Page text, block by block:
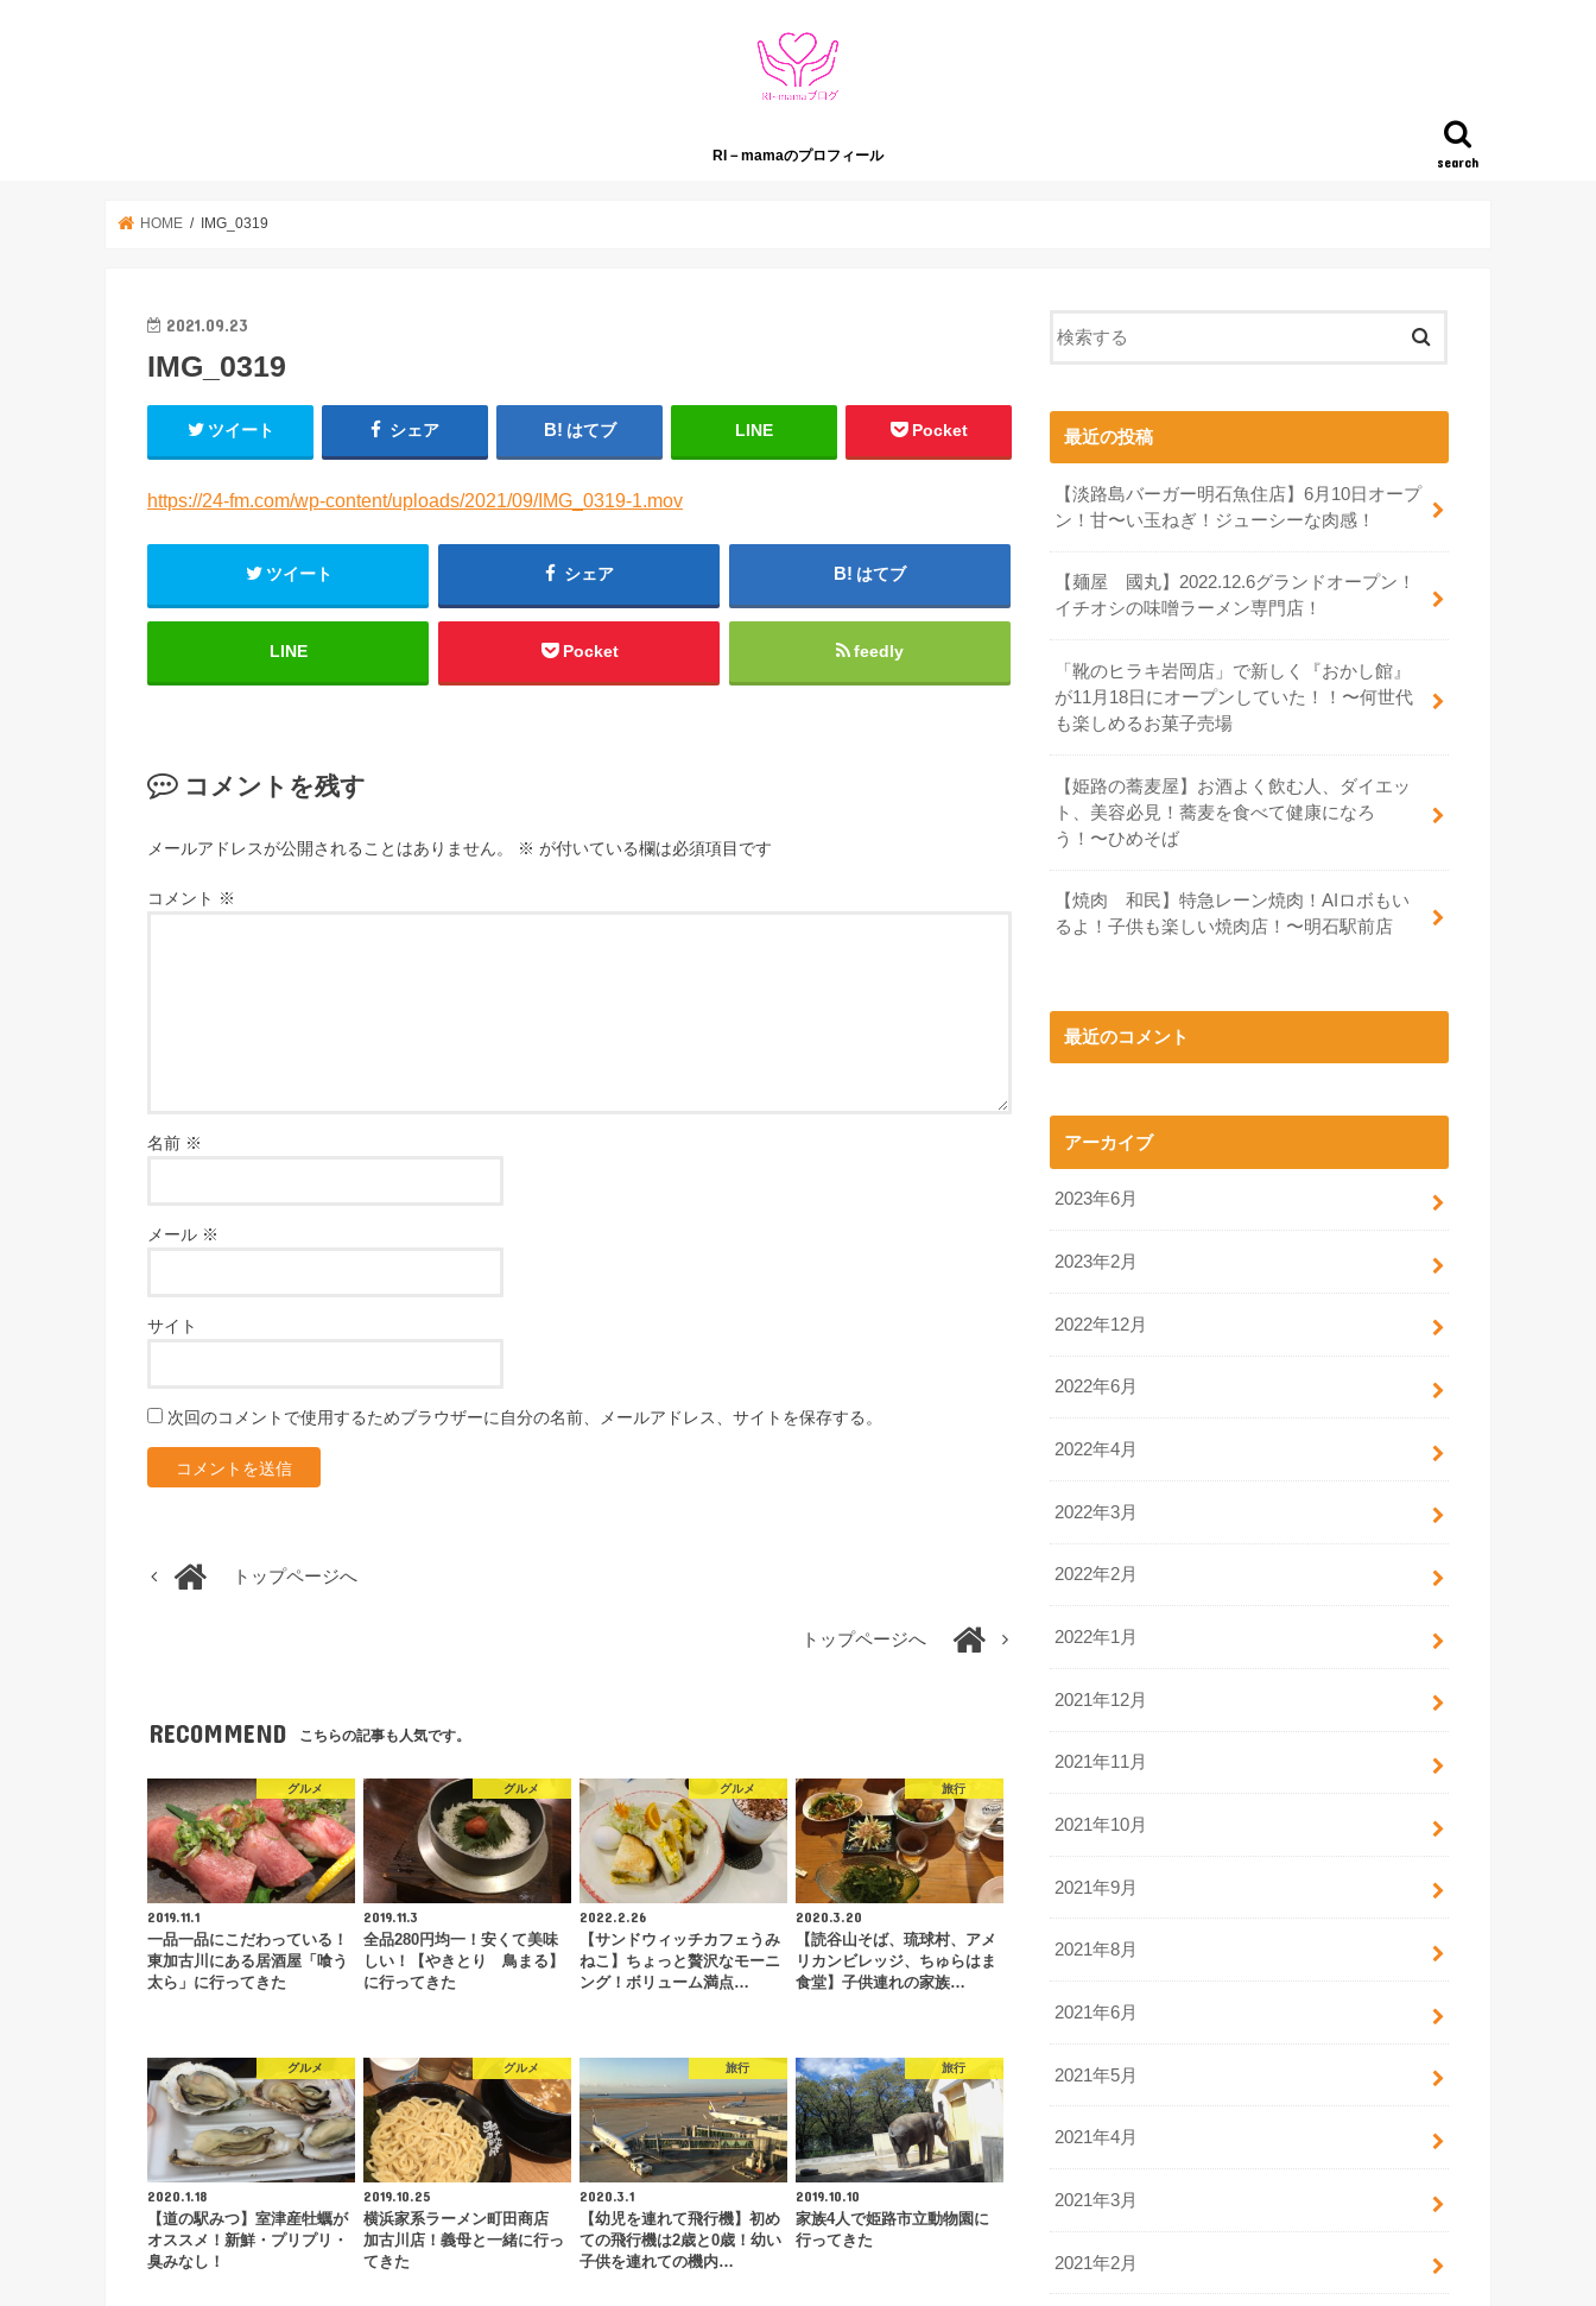
search
RI－mamaのプロフィール
HOME IMG_0319
2021.09.23
IMG_0319
ツイート シェア はてブ LINE Pocket
https://24-fm.com/wp-content/uploads/2021/09/IMG_0319-1.mov
ツイート シェア はてブ
LINE Pocket feedly
コメントを残す
メールアドレスが公開されることはありません。 ※ が付いている欄は必須項目です
コメント ※
名前 ※
メール ※
サイト
次回のコメントで使用するためブラウザーに自分の名前、メールアドレス、サイトを保存する。
トップページへ
トップページへ
RECOMMEND こちらの記事も人気です。
グルメ
2019.11.1
一品一品にこだわっている！
東加古川にある居酒屋「喰う
太ら」に行ってきた
グルメ
2019.11.3
全品280円均一！安くて美味
しい！【やきとり 鳥まる】
に行ってきた
グルメ
2022.2.26
【サンドウィッチカフェうみ
ねこ】ちょっと贅沢なモーニ
ング！ボリューム満点…
旅行
2020.3.20
【読谷山そば、琉球村、アメ
リカンビレッジ、ちゅらはま
食堂】子供連れの家族…
グルメ
2020.1.18
【道の駅みつ】室津産牡蠣が
オススメ！新鮮・プリプリ・
臭みなし！
グルメ
2019.10.25
横浜家系ラーメン町田商店
加古川店！義母と一緒に行っ
てきた
旅行
2020.3.1
【幼児を連れて飛行機】初め
ての飛行機は2歳と0歳！幼い
子供を連れての機内…
旅行
2019.10.10
家族4人で姫路市立動物園に
行ってきた
最近の投稿
【淡路島バーガー明石魚住店】6月10日オープ
ン！甘〜い玉ねぎ！ジューシーな肉感！
【麺屋 國丸】2022.12.6グランドオープン！
イチオシの味噌ラーメン専門店！
「靴のヒラキ岩岡店」で新しく『おかし館』
が11月18日にオープンしていた！！〜何世代
も楽しめるお菓子売場
【姫路の蕎麦屋】お酒よく飲む人、ダイエッ
ト、美容必見！蕎麦を食べて健康になろ
う！〜ひめそば
【焼肉 和民】特急レーン焼肉！AIロボもい
るよ！子供も楽しい焼肉店！〜明石駅前店
最近のコメント
アーカイブ
2023年6月
2023年2月
2022年12月
2022年6月
2022年4月
2022年3月
2022年2月
2022年1月
2021年12月
2021年11月
2021年10月
2021年9月
2021年8月
2021年6月
2021年5月
2021年4月
2021年3月
2021年2月